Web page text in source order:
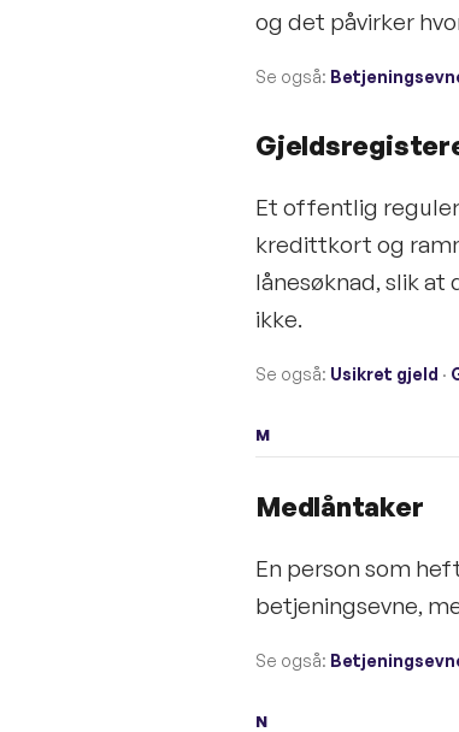
og det påvirker
Se også:
Et offentlig
kredittkort og
lånesøknad, slik at
ikke.
Se også: Usikret gjeld ·
M
Medlåntaker
En person som
betjeningsevne,
Se også:
N